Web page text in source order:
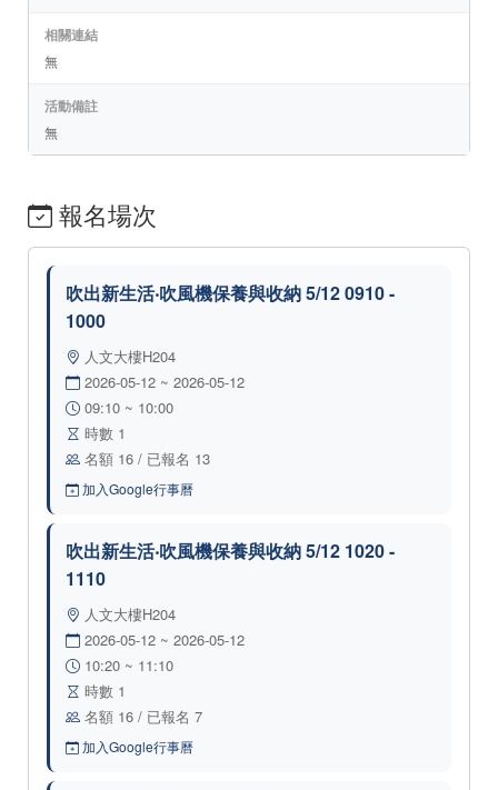
相關連結
無
活動備註
無
報名場次
吹出新生活‧吹風機保養與收納 5/12 0910 -
1000
人文大樓H204
2026-05-12 ~ 2026-05-12
09:10 ~ 10:00
時數 1
名額 16 / 已報名 13
加入Google行事曆
吹出新生活‧吹風機保養與收納 5/12 1020 -
1110
人文大樓H204
2026-05-12 ~ 2026-05-12
10:20 ~ 11:10
時數 1
名額 16 / 已報名 7
加入Google行事曆